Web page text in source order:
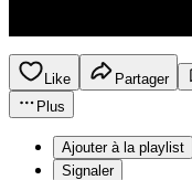
Like Partager
Plus
Ajouter à la playlist
Signaler